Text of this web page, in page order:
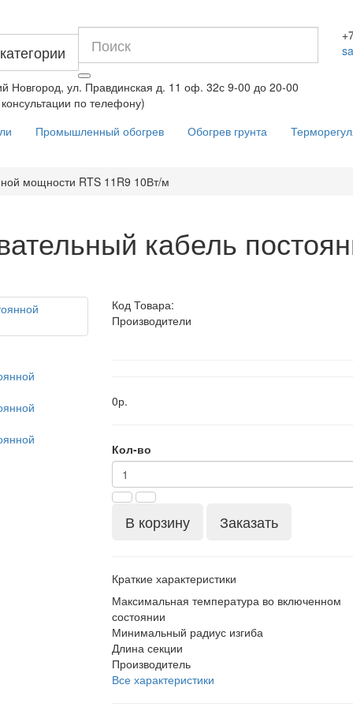
Новгород, ул. Правдинская д. 11 оф. 32с 9-00 до 20-00
по телефону)
Промышленный обогрев Обогрев грунта
мощности RTS 11R9 10Вт/м
кабель
Код Товара:
Производители
0р.
Кол-во
В корзину Заказать
Краткие характеристики
Максимальная температура во включенном
состоянии
Минимальный радиус изгиба
Длина секции
Производитель
Все характеристики